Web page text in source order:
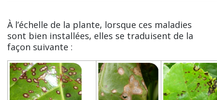
À l’échelle de la plante, lorsque ces maladies
sont bien installées, elles se traduisent de la
façon suivante :